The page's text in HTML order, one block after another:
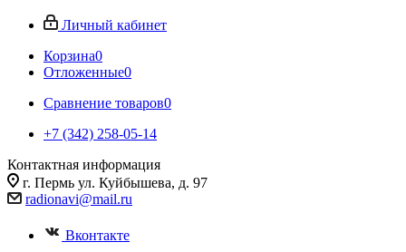
Личный кабинет
Корзина0
Отложенные0
Сравнение товаров0
+7 (342) 258-05-14
Контактная информация
г. Пермь ул. Куйбышева, д. 97
radionavi@mail.ru
Вконтакте